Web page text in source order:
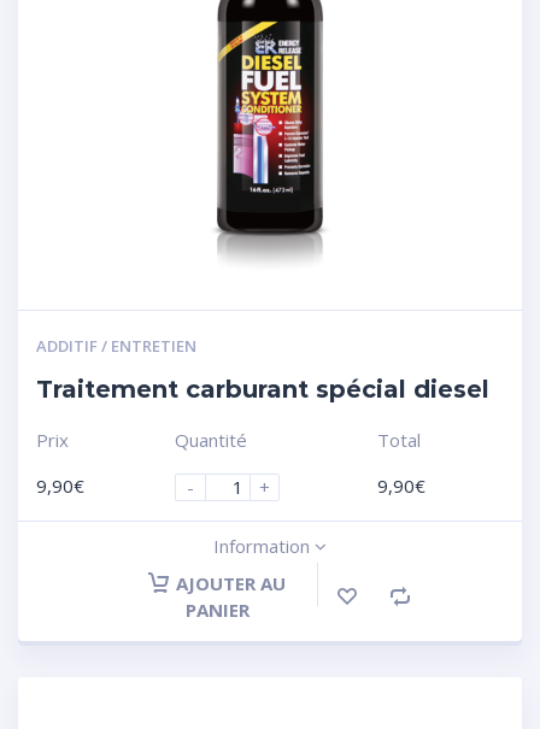
ADDITIF / ENTRETIEN
Traitement carburant spécial diesel
Prix
9,90€
Quantité
-
+
Total
9,90€
Information
AJOUTER AU
PANIER